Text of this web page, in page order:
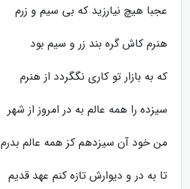
عجبا هیچ نیارزید که بی سیم و زرم
هنرم کاش گره بند زر و سیم بود
که به بازار تو کاری نگگردد از هنرم
سیزده را همه عالم به در امروز از شهر
من خود آن سیزدهم کز همه عالم بدرم
تا به در و دیوارش تازه کنم عهد قدیم